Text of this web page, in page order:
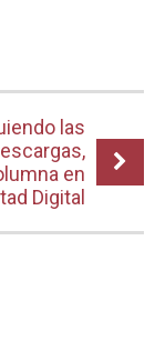
las
en
Digital